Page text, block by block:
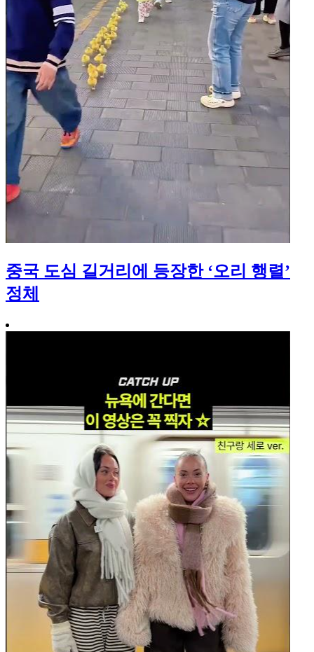
중국 도심 길거리에 등장한 ‘오리 행렬’
정체